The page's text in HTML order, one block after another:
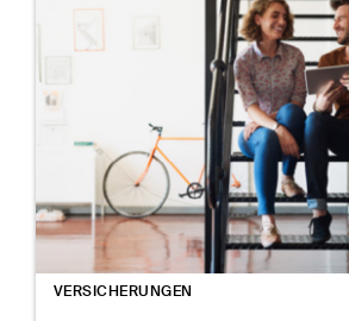
VERSICHERUNGEN